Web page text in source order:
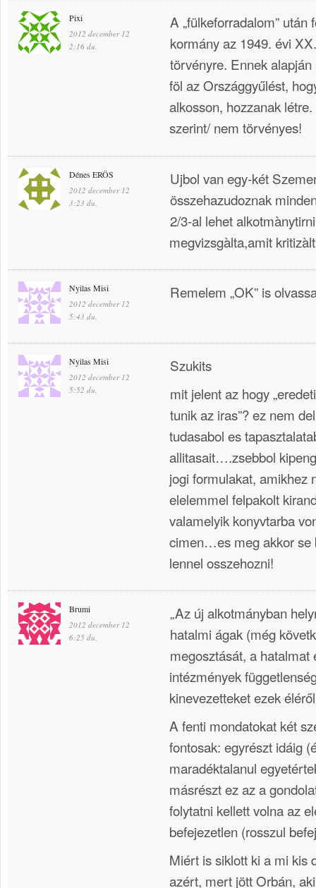
Pixi
2012 december 12
2:16 du.
A „fülkeforradalom” után
kormány az 1949. évi
törvényre. Ennek
föl az Országgyűlést,
alkosson, hozzanak
szerint/ nem törvényes!
Dénes ERÖS
2012 december 12
3:23 du.
Ujbol van egy-két
összehazudoznak
2/3-al lehet
megvizsgàlta,amit
Nyilas Misi
2012 december 12
5:43 du.
Remelem „OK” is
Nyilas Misi
2012 december 12
5:52 du.
Szukits
mit jelent az hogy
tunik az iras”? ez nem
tudasabol es
allitasait….zsebbol
jogi formulakat, amikhez
elelemmel felpakolt
valamelyik konyvtarba
cimen…es meg akkor se
lennel osszehozni!
Brumi
2012 december 12
6:25 du.
„Az új alkotmányban
hatalmi ágak (még
megosztását, a hatalmat
intézmények
kinevezetteket ezek
A fenti mondatokat két
fontosak: egyrészt idáig
maradéktalanul
másrészt ez az a
folytatni kellett volna az
befejezetlen (rosszul
Miért is siklott ki a mi kis
azért, mert jött Orbán,